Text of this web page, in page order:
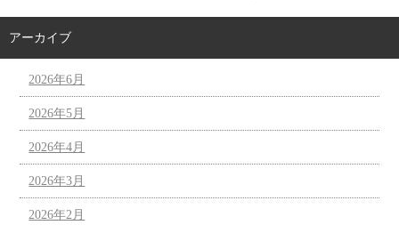
アーカイブ
2026年6月
2026年5月
2026年4月
2026年3月
2026年2月